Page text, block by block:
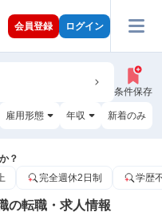
会員登録 ログイン
条件保存
雇用形態 年収 新着のみ
？
完全週休2日制 学歴
の転職・求人情報